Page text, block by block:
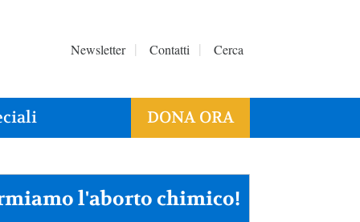
Newsletter Contatti Cerca
DONA ORA
l'aborto chimico!